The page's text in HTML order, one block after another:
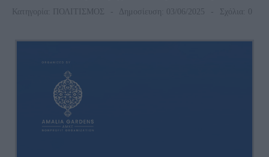
Κατηγορία: ΠΟΛΙΤΙΣΜΟΣ Δημοσίευση: 03/06/2025 Σχόλια: 0